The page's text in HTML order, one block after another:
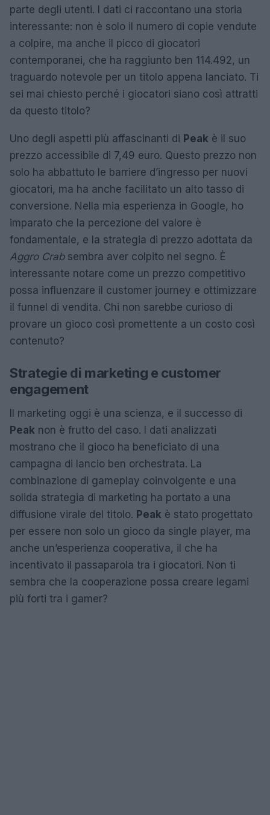
parte degli utenti. I dati ci raccontano una storia
interessante: non è solo il numero di copie vendute
a colpire, ma anche il picco di giocatori
contemporanei, che ha raggiunto ben 114.492, un
traguardo notevole per un titolo appena lanciato. Ti
sei mai chiesto perché i giocatori siano così attratti
da questo titolo?
Uno degli aspetti più affascinanti di Peak è il suo
prezzo accessibile di 7,49 euro. Questo prezzo non
solo ha abbattuto le barriere d’ingresso per nuovi
giocatori, ma ha anche facilitato un alto tasso di
conversione. Nella mia esperienza in Google, ho
imparato che la percezione del valore è
fondamentale, e la strategia di prezzo adottata da
Aggro Crabsembra aver colpito nel segno. È
interessante notare come un prezzo competitivo
possa influenzare il customer journey e ottimizzare
il funnel di vendita. Chi non sarebbe curioso di
provare un gioco così promettente a un costo così
contenuto?
Strategie di marketing e customer
engagement
Il marketing oggi è una scienza, e il successo di
Peak non è frutto del caso. I dati analizzati
mostrano che il gioco ha beneficiato di una
campagna di lancio ben orchestrata. La
combinazione di gameplay coinvolgente e una
solida strategia di marketing ha portato a una
diffusione virale del titolo. Peak è stato progettato
per essere non solo un gioco da single player, ma
anche un’esperienza cooperativa, il che ha
incentivato il passaparola tra i giocatori. Non ti
sembra che la cooperazione possa creare legami
più forti tra i gamer?